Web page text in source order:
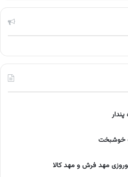
خوشبخت
مهد فرش و مهد کالا